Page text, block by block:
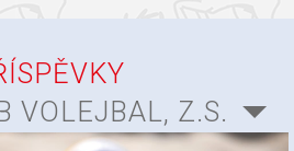
VOLEJBAL, Z.S.